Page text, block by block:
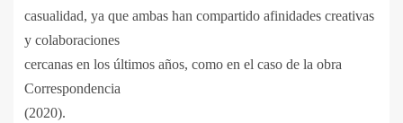
casualidad, ya que ambas han compartido afinidades creativas
y colaboraciones
cercanas en los últimos años, como en el caso de la obra
Correspondencia
(2020).